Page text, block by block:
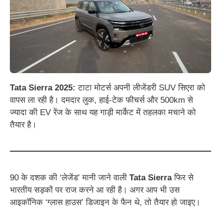
Tata Sierra 2025: टाटा मोटर्स अपनी लीजेंडरी SUV सिएरा को
वापस ला रही है। दमदार लुक, हाई-टेक फीचर्स और 500km से
ज्यादा की EV रेंज के साथ यह गाड़ी मार्केट में तहलका मचाने को
तैयार है।
90 के दशक की ‘लेजेंड’ मानी जाने वाली Tata Sierraफिर से
भारतीय सड़कों पर राज करने आ रही है। अगर आप भी उस
आइकॉनिक ‘ग्लास हाउस’ डिजाइन के फैन थे, तो तैयार हो जाइए।